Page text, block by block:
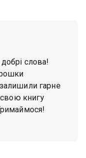
слова!
гарне
книгу